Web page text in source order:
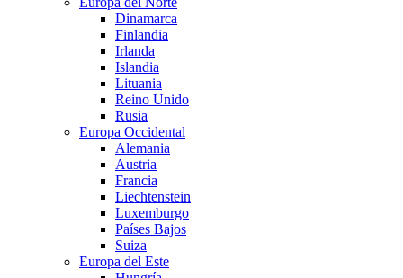
Dinamarca
Finlandia
Irlanda
Islandia
Lituania
Reino Unido
Rusia
Europa Occidental
Alemania
Austria
Francia
Liechtenstein
Luxemburgo
Países Bajos
Suiza
Europa del Este